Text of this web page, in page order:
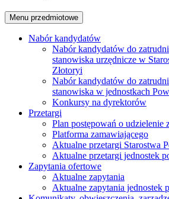
Menu przedmiotowe
Nabór kandydatów
Nabór kandydatów do
stanowiska urzędnicze w
Złotoryi
Nabór kandydatów do
stanowiska w jednostkach
Konkursy na dyrektorów
Przetargi
Plan postępowań o udzielenie
Platforma zamawiającego
Aktualne przetargi Starostwa
Aktualne przetargi jednostek
Zapytania ofertowe
Aktualne zapytania
Aktualne zapytania jednostek